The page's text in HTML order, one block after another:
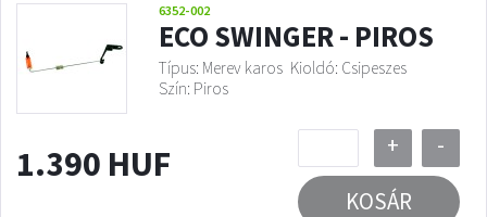
6352-002
ECO SWINGER - PIROS
Típus: Merev karos Kioldó: Csipeszes
Szín: Piros
1.390 HUF +
-
KOSÁR